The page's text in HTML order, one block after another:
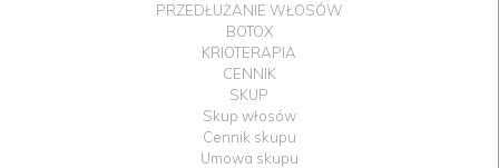
PRZEDŁUŻANIE WŁOSÓW
BOTOX
KRIOTERAPIA
CENNIK
SKUP
Skup włosów
Cennik skupu
Umowa skupu